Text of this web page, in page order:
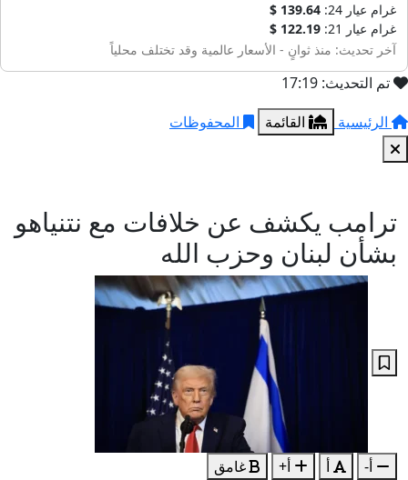
غرام عيار 24:
139.64 $
غرام عيار 21:
122.19 $
آخر تحديث: منذ ثوانٍ - الأسعار عالمية وقد تختلف محلياً
تم التحديث: 17:19
الرئيسية
القائمة المحفوظات
ترامب يكشف عن خلافات مع نتنياهو
بشأن لبنان وحزب الله
أ- أ أ+
غامق